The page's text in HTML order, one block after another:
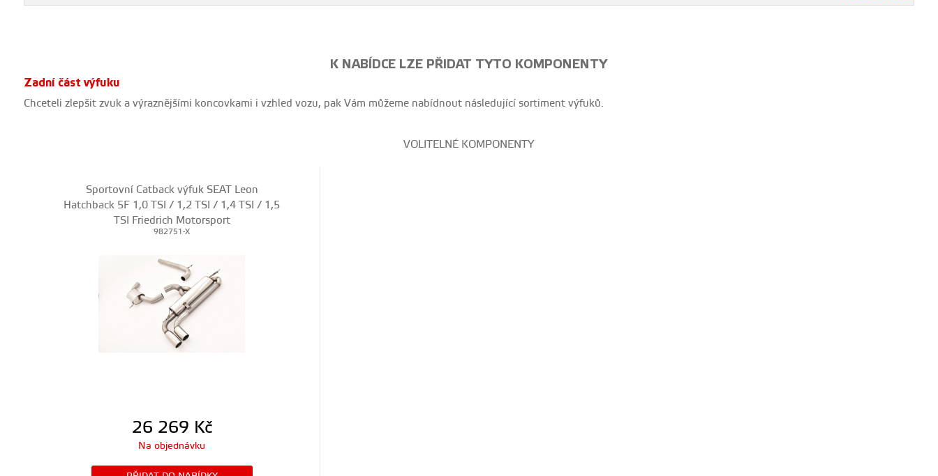
K NABÍDCE LZE PŘIDAT TYTO KOMPONENTY
Zadní část výfuku
Chceteli zlepšit zvuk a výraznějšími koncovkami i vzhled vozu, pak Vám můžeme nabídnout následující sortiment výfuků.
VOLITELNÉ KOMPONENTY
Sportovní Catback výfuk SEAT Leon
Hatchback 5F 1,0 TSI / 1,2 TSI / 1,4 TSI / 1,5
TSI Friedrich Motorsport
982751-X
26 269 Kč
Na objednávku